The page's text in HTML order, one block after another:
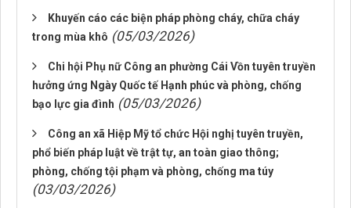
Khuyến cáo các biện pháp phòng cháy, chữa cháy
trong mùa khô (05/03/2026)
Chi hội Phụ nữ Công an phường Cái Vồn tuyên truyền
hưởng ứng Ngày Quốc tế Hạnh phúc và phòng, chống
bạo lực gia đình (05/03/2026)
Công an xã Hiệp Mỹ tổ chức Hội nghị tuyên truyền,
phổ biến pháp luật về trật tự, an toàn giao thông;
phòng, chống tội phạm và phòng, chống ma túy
(03/03/2026)